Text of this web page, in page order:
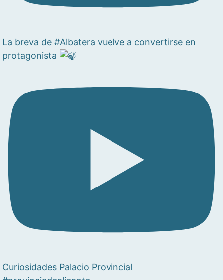
La breva de #Albatera vuelve a convertirse en
protagonista
Curiosidades Palacio Provincial